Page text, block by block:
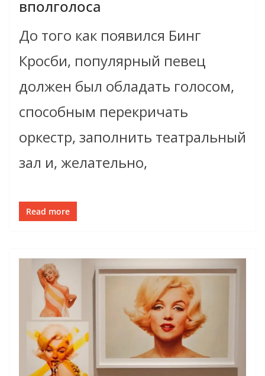
вполголоса
До того как появился Бинг
Кросби, популярный певец
должен был обладать голосом,
способным перекричать
оркестр, заполнить театральный
зал и, желательно,
Read more